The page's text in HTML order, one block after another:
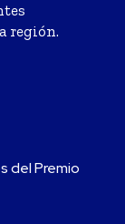
región.
del Premio